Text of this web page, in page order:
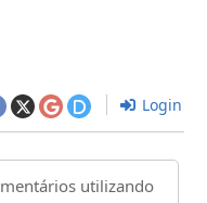
Login